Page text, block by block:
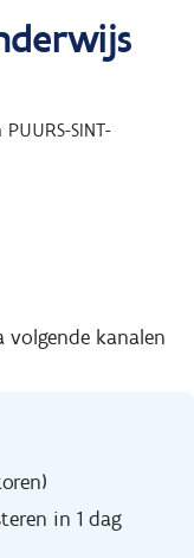
PUURS-SINT-
volgende kanalen
in 1 dag